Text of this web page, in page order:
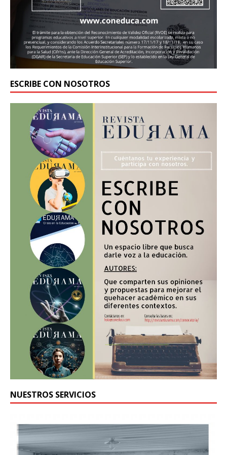
ESCRIBE CON NOSOTROS
NUESTROS SERVICIOS